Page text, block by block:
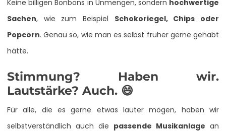
Keine billigen Bonbons in Unmengen, sondern hochwertige
Sachen, wie zum Beispiel Schokoriegel, Chips oder
Popcorn. Genau so, wie man es selbst früher gerne gehabt
hätte.
Stimmung? Haben wir.
Lautstärke? Auch. 😄
Für alle, die es gerne etwas lauter mögen, haben wir
selbstverständlich auch die passende Musikanlage an